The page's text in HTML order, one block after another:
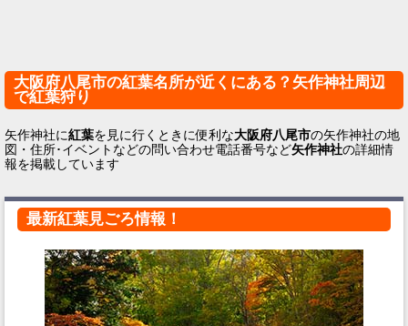
大阪府八尾市の紅葉名所が近くにある？矢作神社周辺
で紅葉狩り
矢作神社に紅葉を見に行くときに便利な大阪府八尾市の矢作神社の地
図・住所･イベントなどの問い合わせ電話番号など矢作神社の詳細情
報を掲載しています
最新紅葉見ごろ情報！